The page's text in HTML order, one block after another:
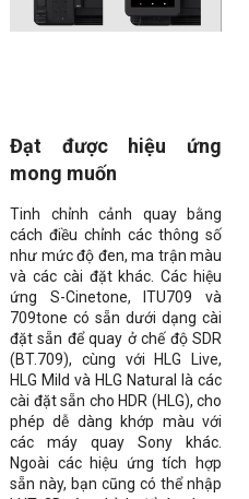
Đạt được hiệu ứng
mong muốn
Tinh chỉnh cảnh quay bằng
cách điều chỉnh các thông số
như mức độ đen, ma trận màu
và các cài đặt khác. Các hiệu
ứng S-Cinetone, ITU709 và
709tone có sẵn dưới dạng cài
đặt sẵn để quay ở chế độ SDR
(BT.709), cùng với HLG Live,
HLG Mild và HLG Natural là các
cài đặt sẵn cho HDR (HLG), cho
phép dễ dàng khớp màu với
các máy quay Sony khác.
Ngoài các hiệu ứng tích hợp
sẵn này, bạn cũng có thể nhập